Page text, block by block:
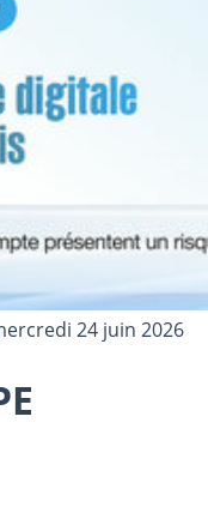
24 juin 2026